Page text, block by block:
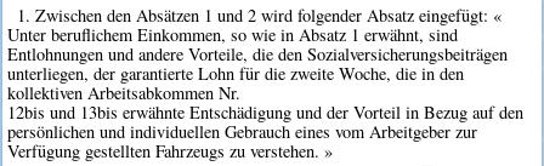
1. Zwischen den Absätzen 1 und 2 wird folgender Absatz eingefügt: «
Unter beruflichem Einkommen, so wie in Absatz 1 erwähnt, sind
Entlohnungen und andere Vorteile, die den Sozialversicherungsbeiträgen
unterliegen, der garantierte Lohn für die zweite Woche, die in den
kollektiven Arbeitsabkommen Nr.
12bis und 13bis erwähnte Entschädigung und der Vorteil in Bezug auf den
persönlichen und individuellen Gebrauch eines vom Arbeitgeber zur
Verfügung gestellten Fahrzeugs zu verstehen. »